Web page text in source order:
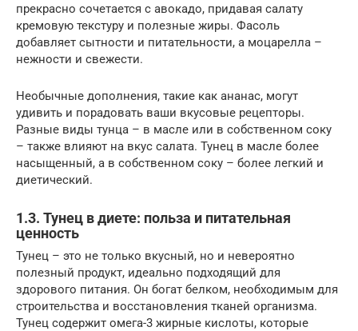
прекрасно сочетается с авокадо, придавая салату
кремовую текстуру и полезные жиры. Фасоль
добавляет сытности и питательности, а моцарелла –
нежности и свежести.
Необычные дополнения, такие как ананас, могут
удивить и порадовать ваши вкусовые рецепторы.
Разные виды тунца – в масле или в собственном соку
– также влияют на вкус салата. Тунец в масле более
насыщенный, а в собственном соку – более легкий и
диетический.
1.3. Тунец в диете: польза и питательная
ценность
Тунец – это не только вкусный, но и невероятно
полезный продукт, идеально подходящий для
здорового питания. Он богат белком, необходимым для
строительства и восстановления тканей организма.
Тунец содержит омега-3 жирные кислоты, которые